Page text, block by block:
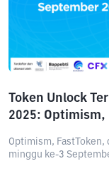
Token Unlock
2025: Optimism,
Optimism, FastToken,
minggu ke-3